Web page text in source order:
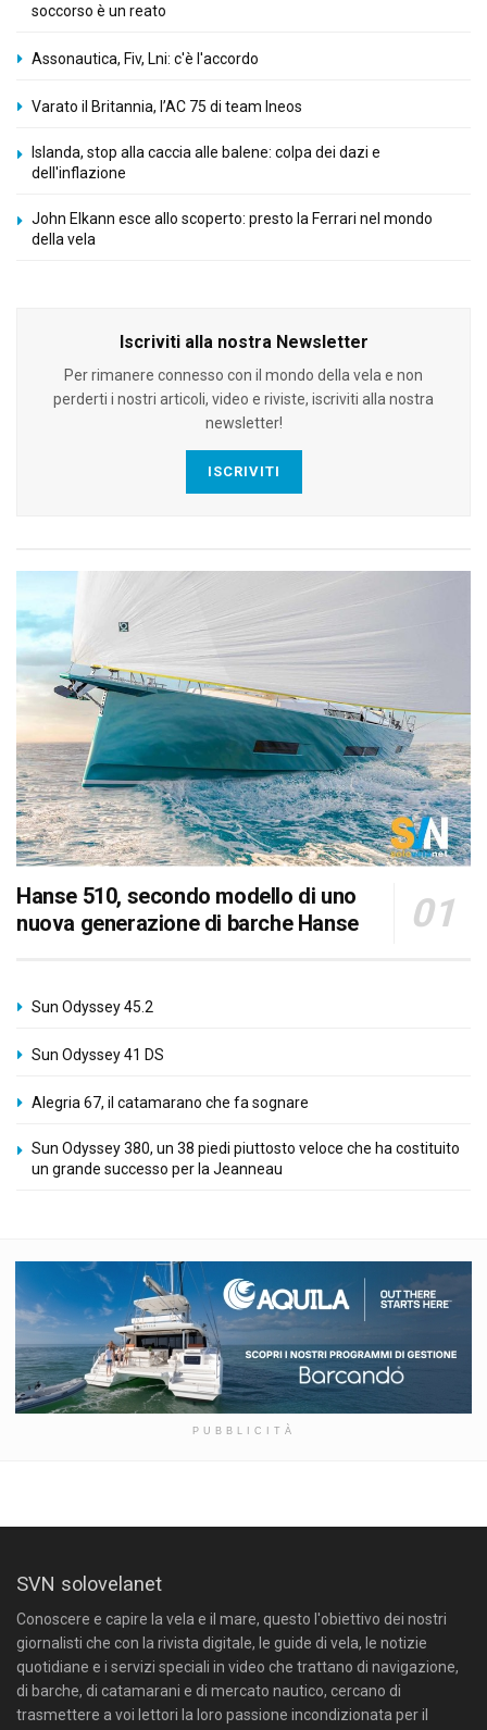
soccorso è un reato
Assonautica, Fiv, Lni: c'è l'accordo
Varato il Britannia, l’AC 75 di team Ineos
Islanda, stop alla caccia alle balene: colpa dei dazi e
dell'inflazione
John Elkann esce allo scoperto: presto la Ferrari nel mondo
della vela
Iscriviti alla nostra Newsletter
Per rimanere connesso con il mondo della vela e non
perderti i nostri articoli, video e riviste, iscriviti alla nostra
newsletter!
ISCRIVITI
Hanse 510, secondo modello di uno
nuova generazione di barche Hanse
Sun Odyssey 45.2
Sun Odyssey 41 DS
Alegria 67, il catamarano che fa sognare
Sun Odyssey 380, un 38 piedi piuttosto veloce che ha costituito
un grande successo per la Jeanneau
PUBBLICITÀ
SVN solovelanet
Conoscere e capire la vela e il mare, questo l'obiettivo dei nostri
giornalisti che con la rivista digitale, le guide di vela, le notizie
quotidiane e i servizi speciali in video che trattano di navigazione,
di barche, di catamarani e di mercato nautico, cercano di
trasmettere a voi lettori la loro passione incondizionata per il